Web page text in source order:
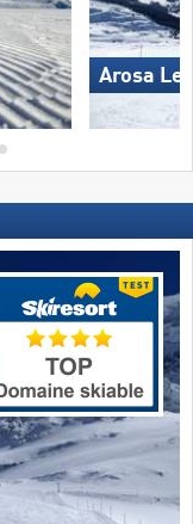
Arosa